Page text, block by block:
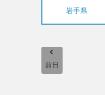
岩手県
前日